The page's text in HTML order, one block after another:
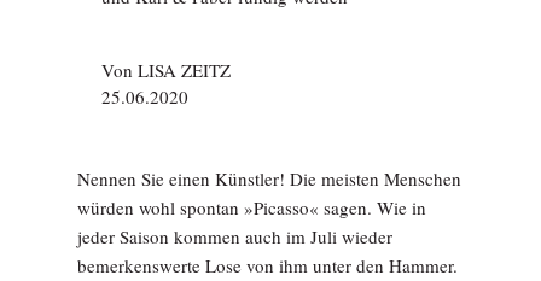
Von LISA ZEITZ
25.06.2020
Nennen Sie einen Künstler! Die meisten Menschen
würden wohl spontan »Picasso« sagen. Wie in
jeder Saison kommen auch im Juli wieder
bemerkenswerte Lose von ihm unter den Hammer.